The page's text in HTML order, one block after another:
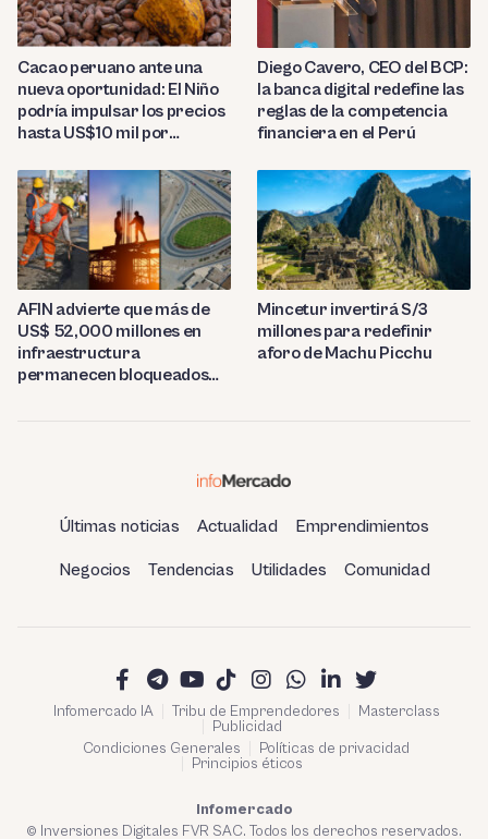
Cacao peruano ante una
nueva oportunidad: El Niño
podría impulsar los precios
hasta US$10 mil por
Diego Cavero, CEO del BCP:
la banca digital redefine las
reglas de la competencia
financiera en el Perú
AFIN advierte que más de
US$ 52,000 millones en
infraestructura
permanecen bloqueados
Mincetur invertirá S/3
millones para redefinir
aforo de Machu Picchu
Últimas noticias Actualidad Emprendimientos
Negocios Tendencias Utilidades Comunidad
Infomercado IA Tribu de Emprendedores
Masterclass
Publicidad
Condiciones Generales
Políticas de privacidad
Principios éticos
Infomercado
© Inversiones Digitales FVR SAC. Todos los derechos reservados.